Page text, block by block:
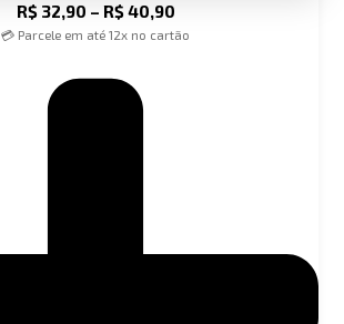
R$32,90 – R$40,90
💳 Parcele em até 12x no cartão